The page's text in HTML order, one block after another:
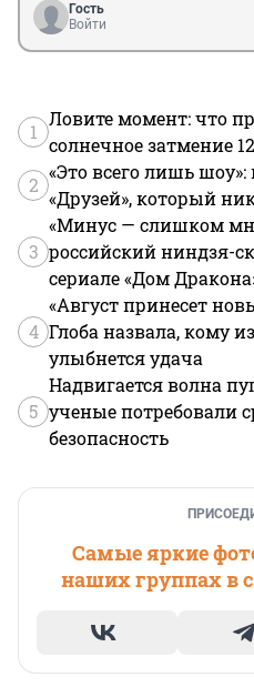
Гость
Войти
1
Ловите момент: что
солнечное затмение
2
«Это всего лишь шоу»:
«Друзей», который
3
«Минус — слишком
российский ниндзя-
сериале «Дом
4
«Август принесет
Глоба назвала, кому
улыбнется удача
5
Надвигается волна
ученые потребовали
безопасность
Самые яркие
наших группах в